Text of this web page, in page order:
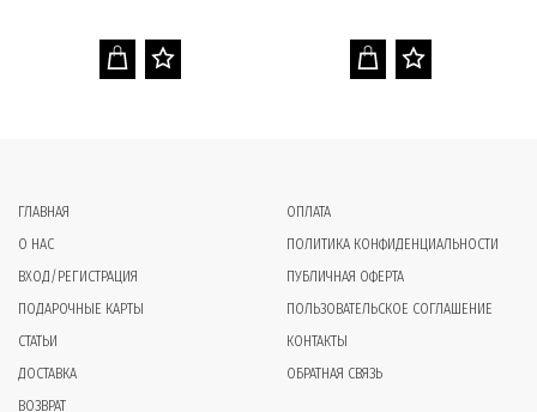
ГЛАВНАЯ
О НАС
ВХОД/РЕГИСТРАЦИЯ
ПОДАРОЧНЫЕ КАРТЫ
СТАТЬИ
ДОСТАВКА
ВОЗВРАТ
ОПЛАТА
ПОЛИТИКА КОНФИДЕНЦИАЛЬНОСТИ
ПУБЛИЧНАЯ ОФЕРТА
ПОЛЬЗОВАТЕЛЬСКОЕ СОГЛАШЕНИЕ
КОНТАКТЫ
ОБРАТНАЯ СВЯЗЬ